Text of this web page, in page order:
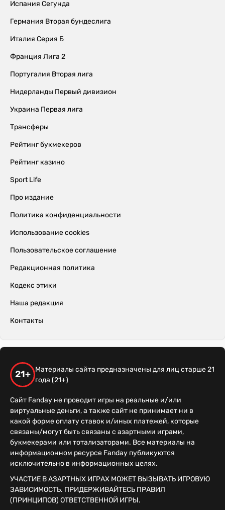
Испания Сегунда
Германия Вторая бундеслига
Италия Серия Б
Франция Лига 2
Португалия Вторая лига
Нидерланды Первый дивизион
Украина Первая лига
Трансферы
Рейтинг букмекеров
Рейтинг казино
Sport Life
Про издание
Политика конфиденциальности
Использование cookies
Пользовательское соглашение
Редакционная политика
Кодекс этики
Наша редакция
Контакты
21+
Материалы сайта предназначены для лиц старше 21
года (21+)
Сайт Fanday не проводит игры на реальные и/или
виртуальные деньги, а также сайт не принимает ни в
какой форме оплату ставок и/иных платежей, которые
связаны/могут быть связаны с азартными играми,
букмекерами или тотализаторами. Все материалы на
информационном ресурсе Fanday публикуются
исключительно в информационных целях.
УЧАСТИЕ В АЗАРТНЫХ ИГРАХ МОЖЕТ ВЫЗЫВАТЬ ИГРОВУЮ
ЗАВИСИМОСТЬ. ПРИДЕРЖИВАЙТЕСЬ ПРАВИЛ
(ПРИНЦИПОВ) ОТВЕТСТВЕННОЙ ИГРЫ.